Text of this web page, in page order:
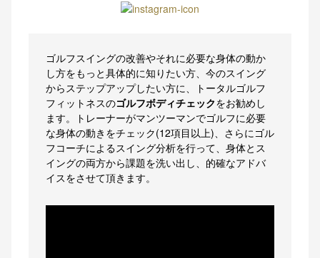
ゴルフスイングの改善やそれに必要な身体の動か
し方をもっと具体的に知りたい方、今のスイング
からステップアップしたい方に、トータルゴルフ
フィットネスのゴルフボディチェックをお勧めし
ます。トレーナーがマンツーマンでゴルフに必要
な身体の動きをチェック(12項目以上)、さらにゴル
フコーチによるスイング分析を行って、身体とス
イングの両方から課題を洗い出し、的確なアドバ
イスをさせて頂きます。